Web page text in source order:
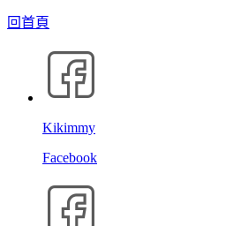
回首頁
Kikimmy
Facebook